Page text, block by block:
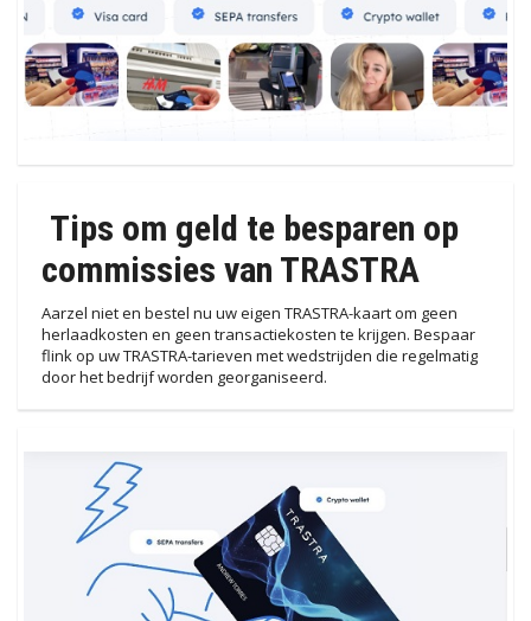
Tips om geld te besparen op
commissies van TRASTRA
Aarzel niet en bestel nu uw eigen TRASTRA-kaart om geen
herlaadkosten en geen transactiekosten te krijgen. Bespaar
flink op uw TRASTRA-tarieven met wedstrijden die regelmatig
door het bedrijf worden georganiseerd.